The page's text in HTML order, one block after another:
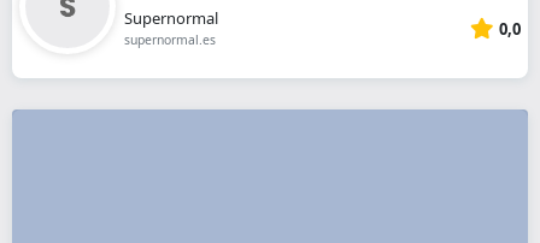
Supernormal
supernormal.es 0,0